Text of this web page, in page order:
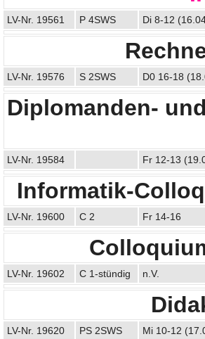
LV-Nr. 19561 P 4SWS Di 8-12
LV-Nr. 19576 S 2SWS D0 16-18
Diplomanden-
LV-Nr. 19584 Fr 12-13
Informatik-
LV-Nr. 19600 C 2 Fr 14-16
LV-Nr. 19602 C 1-stündig n.V.
LV-Nr. 19620 PS 2SWS Mi 10-12